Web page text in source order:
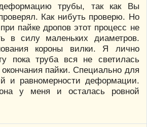
трубы, так как Вы
Как нибуть проверю. Но
пайке дропов этот процесс не
в силу маленьких диаметров.
короны вилки. Я лично
пока труба вся не светилась
пайки. Специально для
и равномерности деформации.
у меня и осталась ровной